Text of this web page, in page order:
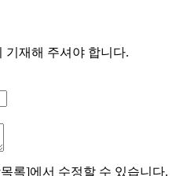
기재해 주셔야 합니다.
록]에서 수정할 수 있습니다.